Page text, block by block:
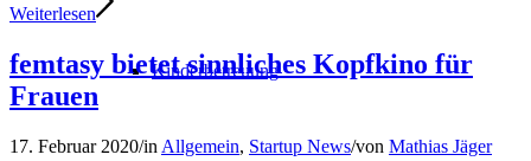
Kinderbetreuung
Weiterlesen
femtasy bietet sinnliches Kopfkino für
Frauen
17. Februar 2020/in Allgemein, Startup News/von Mathias Jäger